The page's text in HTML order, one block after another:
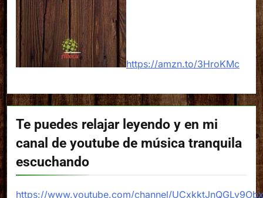
https://amzn.to/3HroKMc
Te puedes relajar leyendo y en mi
canal de youtube de música tranquila
escuchando
https://www.youtube.com/channel/